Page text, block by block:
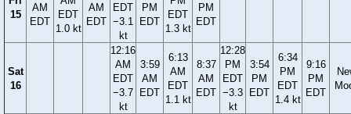
15
AM
EDT
EDT
1.0 kt
AM
EDT
EDT
−3.1
kt
PM
EDT
EDT
1.3 kt
PM
EDT
Sat
16
12:16
AM
EDT
−3.7
kt
3:59
AM
EDT
6:13
AM
EDT
1.1 kt
8:37
AM
EDT
12:28
PM
EDT
−3.3
kt
3:54
PM
EDT
6:34
PM
EDT
1.4 kt
9:16
PM
EDT